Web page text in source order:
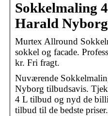
Sokkelmaling
Harald Nyborg
Murtex Allround
sokkel og facade.
kr. Fri fragt.
Nuværende
Nyborg tilbudsavis.
4 L tilbud og nyd de
tilbud til de bedste priser.